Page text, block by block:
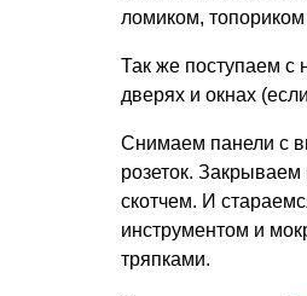
ломиком,
Так же поступаем с
дверях и окнах
Снимаем панели с
розеток.
скотчем. И
инструментом и
тряпками.